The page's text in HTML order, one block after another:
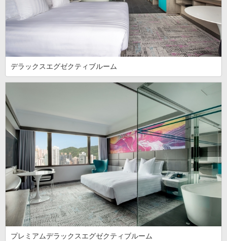
デラックスエグゼクティブルーム
プレミアムデラックスエグゼクティブルーム